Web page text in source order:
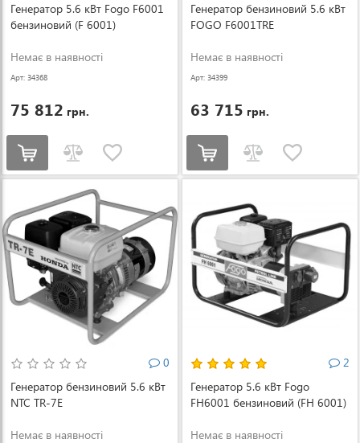
Генератор 5.6 кВт Fogo F6001
бензиновий (F 6001)
Немає в наявності
Арт: 34368
75 812 грн.
Генератор бензиновий 5.6 кВт
FOGO F6001TRE
Немає в наявності
Арт: 34399
63 715 грн.
0
Генератор бензиновий 5.6 кВт
NTC TR-7E
Немає в наявності
2
Генератор 5.6 кВт Fogo
FH6001 бензиновий (FH 6001)
Немає в наявності